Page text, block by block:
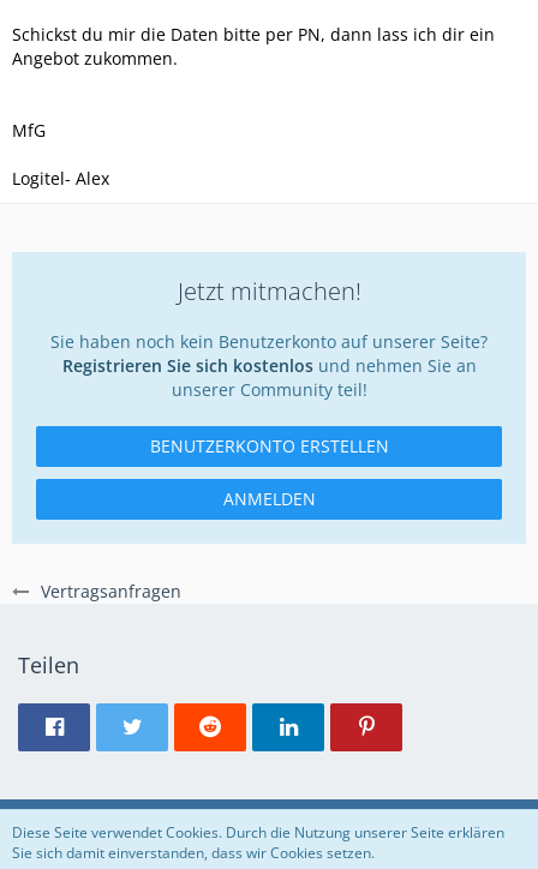
Vertragsanfragen
Schickst du mir die Daten bitte per PN, dann lass ich dir ein
Angebot zukommen.
MfG
Logitel- Alex
Jetzt mitmachen!
Sie haben noch kein Benutzerkonto auf unserer Seite?
Registrieren Sie sich kostenlosund nehmen Sie an
unserer Community teil!
BENUTZERKONTO ERSTELLEN
ANMELDEN
Teilen
Regeln Datenschutzerklärung Impressum
Diese Seite verwendet Cookies. Durch die Nutzung unserer Seite erklären
Sie sich damit einverstanden, dass wir Cookies setzen.